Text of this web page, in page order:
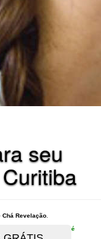
seu
Chá Revelação
é